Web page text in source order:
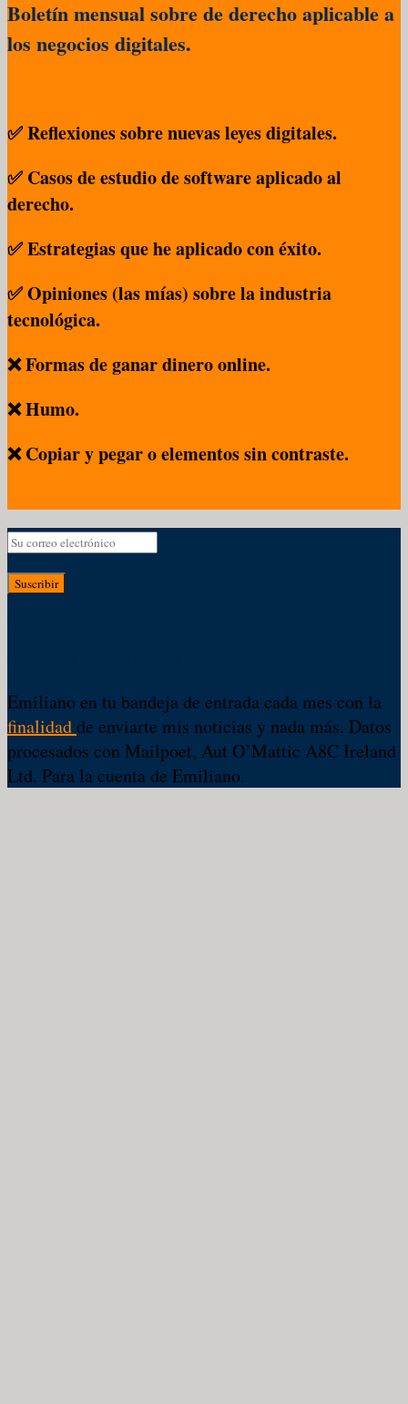
Boletín mensual sobre de derecho aplicable a
los negocios digitales.
✅ Reflexiones sobre nuevas leyes digitales.
✅ Casos de estudio de software aplicado al
derecho.
✅ Estrategias que he aplicado con éxito.
✅ Opiniones (las mías) sobre la industria
tecnológica.
❌ Formas de ganar dinero online.
❌ Humo.
❌ Copiar y pegar o elementos sin contraste.
Suscribir
Emiliano en tu bandeja de entrada cada mes con la
finalidadde enviarte mis noticias y nada más. Datos
procesados con Mailpoet, Aut O’Mattic A8C Ireland
Ltd. Para la cuenta de Emiliano.